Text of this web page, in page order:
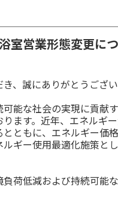
室営業形態変更につ
、誠にありがとうござい
能な社会の実現に貢献
ます。近年、エネルギ
ともに、エネルギー価
ギー使用最適化施策と
荷低減および持続可能